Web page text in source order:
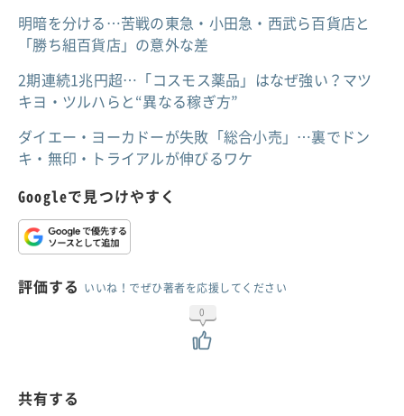
明暗を分ける…苦戦の東急・小田急・西武ら百貨店と
「勝ち組百貨店」の意外な差
2期連続1兆円超…「コスモス薬品」はなぜ強い？マツ
キヨ・ツルハらと“異なる稼ぎ方”
ダイエー・ヨーカドーが失敗「総合小売」…裏でドン
キ・無印・トライアルが伸びるワケ
Googleで見つけやすく
評価する いいね！でぜひ著者を応援してください
0
共有する